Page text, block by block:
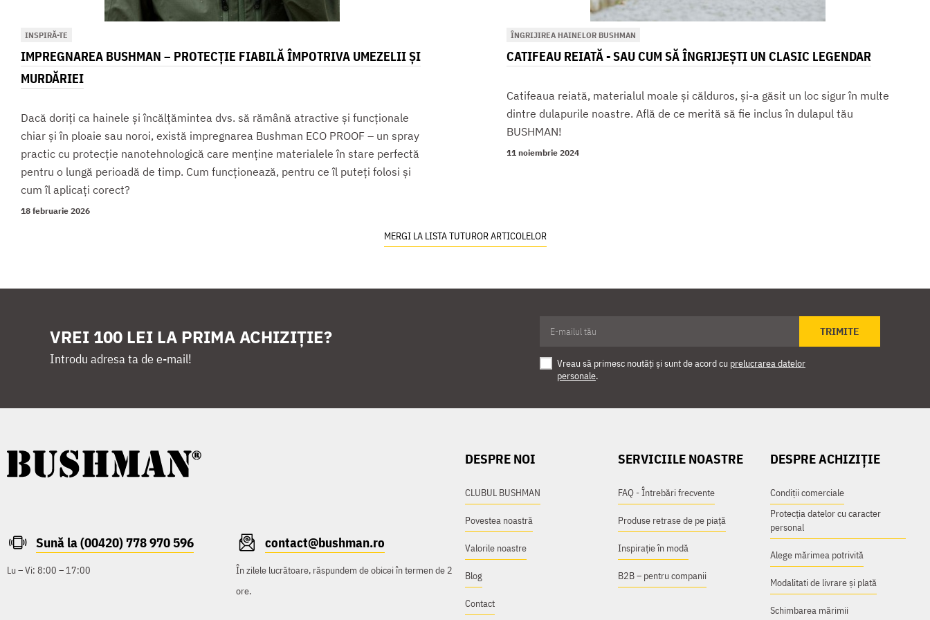
INSPIRĂ-TE
IMPREGNAREA BUSHMAN – PROTECȚIE FIABILĂ ÎMPOTRIVA UMEZELII ȘI
MURDĂRIEI
Dacă doriți ca hainele și încălțămintea dvs. să rămână atractive și funcționale
chiar și în ploaie sau noroi, există impregnarea Bushman ECO PROOF – un spray
practic cu protecție nanotehnologică care menține materialele în stare perfectă
pentru o lungă perioadă de timp. Cum funcționează, pentru ce îl puteți folosi și
cum îl aplicați corect?
18 februarie 2026
ÎNGRIJIREA HAINELOR BUSHMAN
CATIFEAU REIATĂ - SAU CUM SĂ ÎNGRIJEȘTI UN CLASIC LEGENDAR
Catifeaua reiată, materialul moale și călduros, și-a găsit un loc sigur în multe
dintre dulapurile noastre. Află de ce merită să fie inclus în dulapul tău
BUSHMAN!
11 noiembrie 2024
MERGI LA LISTA TUTUROR ARTICOLELOR
VREI 100 LEI LA PRIMA ACHIZIȚIE?
Introdu adresa ta de e-mail!
TRIMITE
Vreau să primesc noutăți și sunt de acord cu prelucrarea datelor
personale.
Sună la (00420) 778 970 596
Lu – Vi: 8:00 – 17:00
contact@bushman.ro
În zilele lucrătoare, răspundem de obicei în termen de 2
ore.
DESPRE NOI
CLUBUL BUSHMAN
Povestea noastră
Valorile noastre
Blog
Contact
SERVICIILE NOASTRE
FAQ - Întrebări frecvente
Produse retrase de pe piață
Inspirație în modă
B2B – pentru companii
DESPRE ACHIZIȚIE
Condiții comerciale
Protecția datelor cu caracter
personal
Alege mărimea potrivită
Modalitati de livrare și plată
Schimbarea mărimii